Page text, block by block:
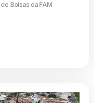
Bolsas da FAM